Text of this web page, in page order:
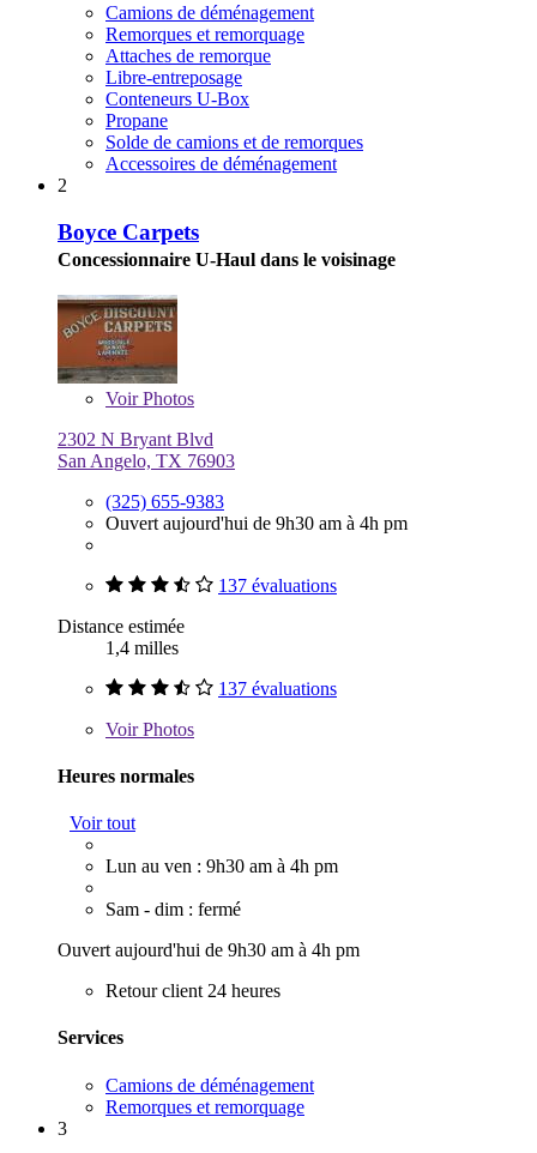
Camions de déménagement
Remorques et remorquage
Attaches de remorque
Libre-entreposage
Conteneurs U-Box
Propane
Solde de camions et de remorques
Accessoires de déménagement
2
Boyce Carpets
Concessionnaire U-Haul dans le voisinage
VoirPhotos
2302 N Bryant Blvd
San Angelo, TX 76903
(325) 655-9383
Ouvert aujourd'hui de 9h30 am à 4h pm
137 évaluations
Distance estimée
1,4 milles
137 évaluations
VoirPhotos
Heures normales
Voir tout
Lun au ven : 9h30 am à 4h pm
Sam - dim : fermé
Ouvert aujourd'hui de 9h30 am à 4h pm
Retour client 24 heures
Services
Camions de déménagement
Remorques et remorquage
3